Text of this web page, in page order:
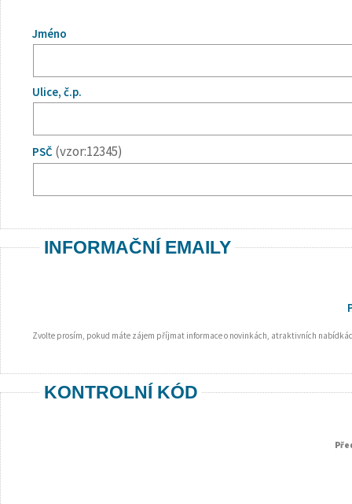
Jméno
Ulice, č.p.
PSČ (vzor:12345)
INFORMAČNÍ EMAILY
Zvolte prosím, pokud máte zájem příjmat informace o novinkách, atraktivních
KONTROLNÍ KÓD